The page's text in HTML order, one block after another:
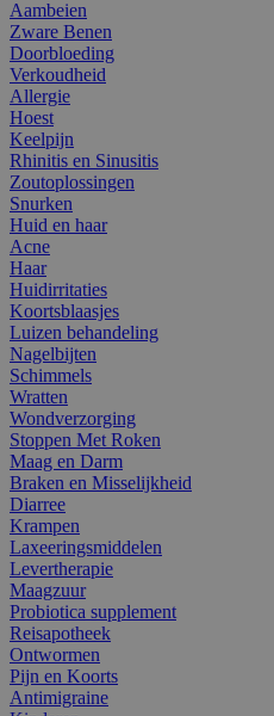
Aambeien
Zware Benen
Doorbloeding
Verkoudheid
Allergie
Hoest
Keelpijn
Rhinitis en Sinusitis
Zoutoplossingen
Snurken
Huid en haar
Acne
Haar
Huidirritaties
Koortsblaasjes
Luizen behandeling
Nagelbijten
Schimmels
Wratten
Wondverzorging
Stoppen Met Roken
Maag en Darm
Braken en Misselijkheid
Diarree
Krampen
Laxeeringsmiddelen
Levertherapie
Maagzuur
Probiotica supplement
Reisapotheek
Ontwormen
Pijn en Koorts
Antimigraine